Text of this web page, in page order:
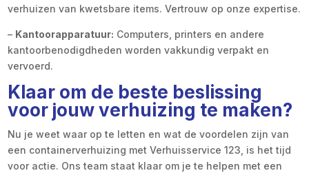
verhuizen van kwetsbare items. Vertrouw op onze expertise.
– Kantoorapparatuur: Computers, printers en andere
kantoorbenodigdheden worden vakkundig verpakt en
vervoerd.
Klaar om de beste beslissing
voor jouw verhuizing te maken?
Nu je weet waar op te letten en wat de voordelen zijn van
een containerverhuizing met Verhuisservice 123, is het tijd
voor actie. Ons team staat klaar om je te helpen met een